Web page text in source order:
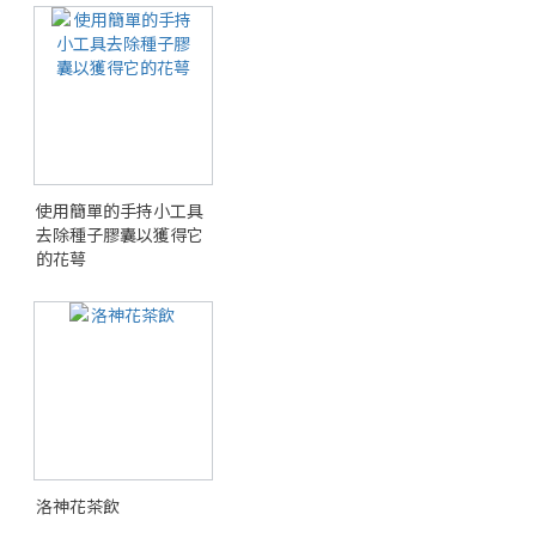
使用簡單的手持小工具
去除種子膠囊以獲得它
的花萼
洛神花茶飲